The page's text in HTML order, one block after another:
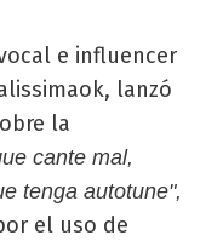
e influencer
lanzó
la
cante mal,
tenga autotune",
el uso de